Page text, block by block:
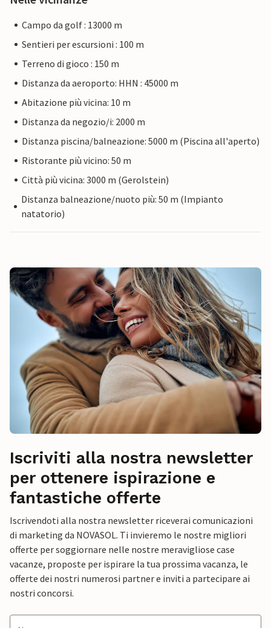
Campo da golf : 13000 m
Sentieri per escursioni : 100 m
Terreno di gioco : 150 m
Distanza da aeroporto: HHN : 45000 m
Abitazione più vicina: 10 m
Distanza da negozio/i: 2000 m
Distanza piscina/balneazione: 5000 m (Piscina all'aperto)
Ristorante più vicino: 50 m
Città più vicina: 3000 m (Gerolstein)
Distanza balneazione/nuoto più: 50 m (Impianto
natatorio)
Iscriviti alla nostra newsletter
per ottenere ispirazione e
fantastiche offerte
Iscrivendoti alla nostra newsletter riceverai comunicazioni
di marketing da NOVASOL. Ti invieremo le nostre migliori
offerte per soggiornare nelle nostre meravigliose case
vacanze, proposte per ispirare la tua prossima vacanza, le
offerte dei nostri numerosi partner e inviti a partecipare ai
nostri concorsi.